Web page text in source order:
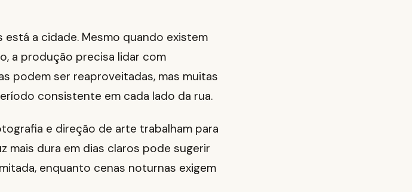
a cidade. Mesmo quando existem
a produção precisa lidar com
podem ser reaproveitadas, mas muitas
consistente em cada lado da rua.
e direção de arte trabalham para
mais dura em dias claros pode sugerir
enquanto cenas noturnas exigem